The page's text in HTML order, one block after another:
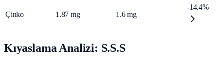
Çinko 1.87 mg 1.6 mg
-14.4%
Kıyaslama Analizi: S.S.S